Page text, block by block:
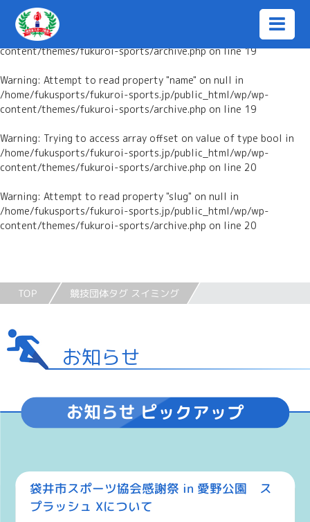
Warning: Trying to access array offset on value of type bool in
/home/fukusports/fukuroi-sports.jp/public_html/wp/wp-
content/themes/fukuroi-sports/archive.phpon line19
Warning: Attempt to read property "name" on null in
/home/fukusports/fukuroi-sports.jp/public_html/wp/wp-
content/themes/fukuroi-sports/archive.php on line 19
Warning: Trying to access array offset on value of type bool in
/home/fukusports/fukuroi-sports.jp/public_html/wp/wp-
content/themes/fukuroi-sports/archive.php on line 20
Warning: Attempt to read property "slug" on null in
/home/fukusports/fukuroi-sports.jp/public_html/wp/wp-
content/themes/fukuroi-sports/archive.php on line 20
TOP 競技団体タグ スイミング
お知らせ
お知らせ ピックアップ
袋井市スポーツ協会感謝祭 in 愛野公園 ス
プラッシュ Xについて